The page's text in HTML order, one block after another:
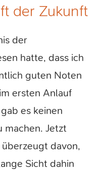
der Zukunft
der
hatte, dass ich
guten Noten
ersten Anlauf
es keinen
machen. Jetzt
davon,
Sicht dahin